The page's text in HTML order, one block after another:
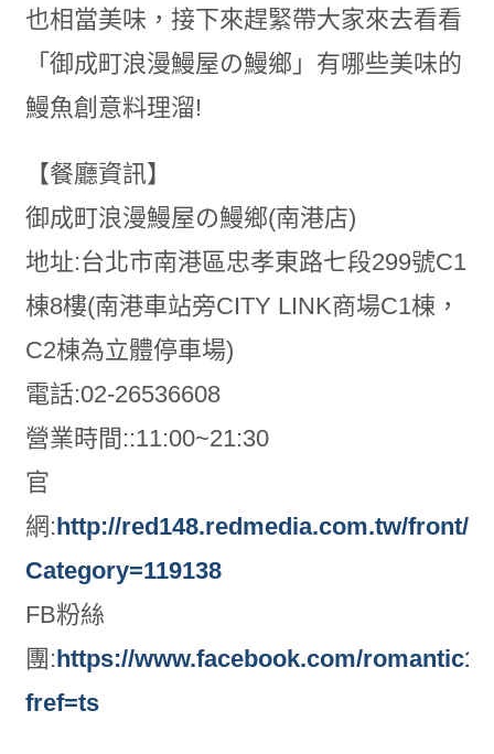
也相當美味，接下來趕緊帶大家來去看看
「御成町浪漫鰻屋の鰻鄉」有哪些美味的
鰻魚創意料理溜!
【餐廳資訊】
御成町浪漫鰻屋の鰻鄉(南港店)
地址:台北市南港區忠孝東路七段299號C1
棟8樓(南港車站旁CITY LINK商場C1棟，
C2棟為立體停車場)
電話:02-26536608
營業時間::11:00~21:30
官
網:http://red148.redmedia.com.tw/front/
Category=119138
FB粉絲
團:https://www.facebook.com/
fref=ts